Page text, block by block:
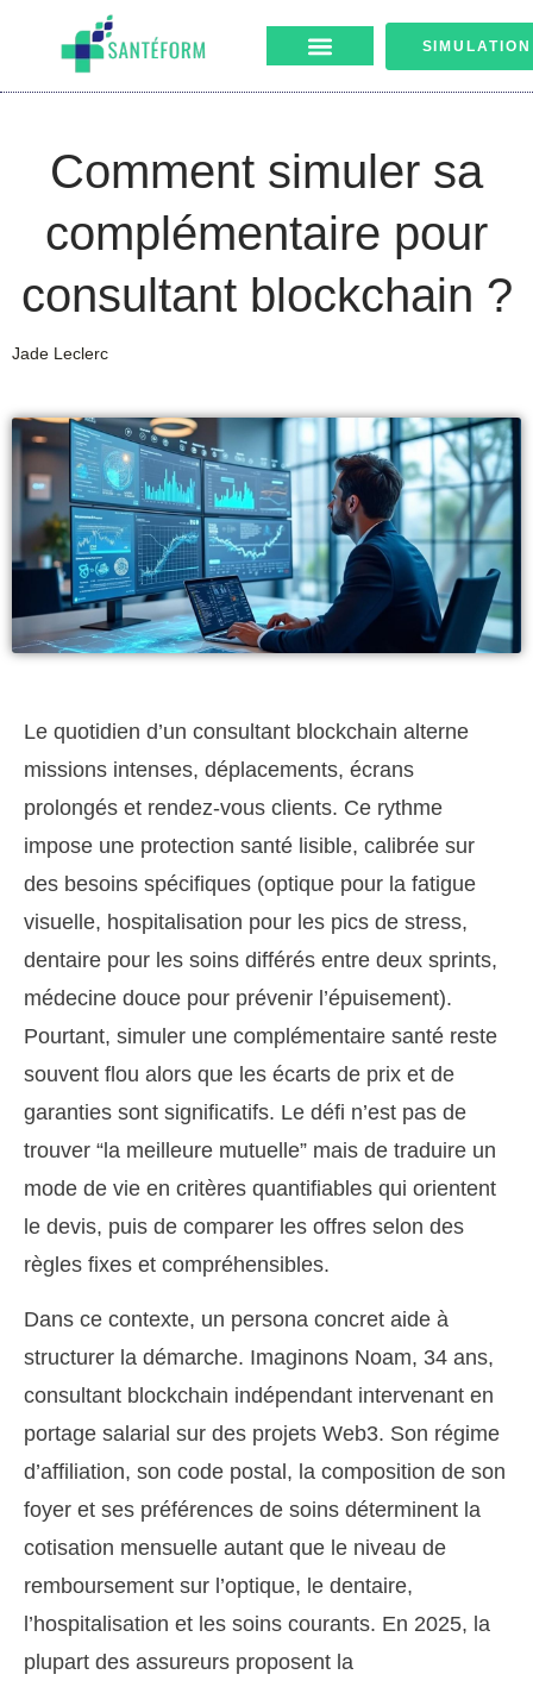
SIMULATION
Comment simuler sa
complémentaire pour
consultant blockchain ?
Jade Leclerc
Le quotidien d’un consultant blockchain alterne
missions intenses, déplacements, écrans
prolongés et rendez-vous clients. Ce rythme
impose une protection santé lisible, calibrée sur
des besoins spécifiques (optique pour la fatigue
visuelle, hospitalisation pour les pics de stress,
dentaire pour les soins différés entre deux sprints,
médecine douce pour prévenir l’épuisement).
Pourtant, simuler une complémentaire santé reste
souvent flou alors que les écarts de prix et de
garanties sont significatifs. Le défi n’est pas de
trouver “la meilleure mutuelle” mais de traduire un
mode de vie en critères quantifiables qui orientent
le devis, puis de comparer les offres selon des
règles fixes et compréhensibles.
Dans ce contexte, un persona concret aide à
structurer la démarche. Imaginons Noam, 34 ans,
consultant blockchain indépendant intervenant en
portage salarial sur des projets Web3. Son régime
d’affiliation, son code postal, la composition de son
foyer et ses préférences de soins déterminent la
cotisation mensuelle autant que le niveau de
remboursement sur l’optique, le dentaire,
l’hospitalisation et les soins courants. En 2025, la
plupart des assureurs proposent la